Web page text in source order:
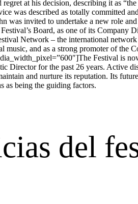
at his decision, describing it as
was described as totally committed
was invited to undertake a new role
Board, as one of its Company
Network – the international
music, and as a strong promoter of the
Festival is
Director for the past 26 years. Active
and nurture its reputation. Its
as being the guiding factors.
del